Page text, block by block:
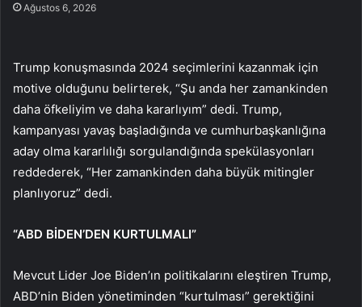
Ağustos 6, 2026
Trump konuşmasında 2024 seçimlerini kazanmak için
motive olduğunu belirterek, “Şu anda her zamankinden
daha öfkeliyim ve daha kararlıyım” dedi. Trump,
kampanyası yavaş başladığında ve cumhurbaşkanlığına
aday olma kararlılığı sorgulandığında spekülasyonları
reddederek, “Her zamankinden daha büyük mitingler
planlıyoruz” dedi.
“ABD BİDEN’DEN KURTULMALI”
Mevcut Lider Joe Biden’ın politikalarını eleştiren Trump,
ABD’nin Biden yönetiminden “kurtulması” gerektiğini